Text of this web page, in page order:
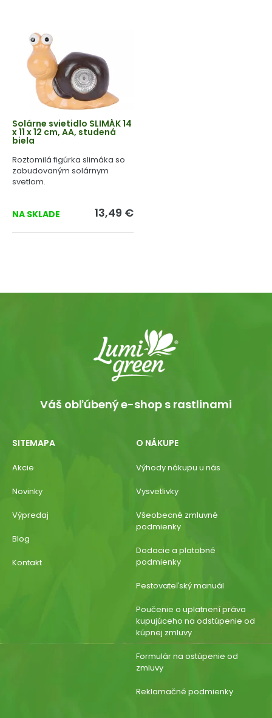
Solárne svietidlo SLIMÁK 14
x 11 x 12 cm, AA, studená
biela
Roztomilá figúrka slimáka so
zabudovaným solárnym
svetlom.
NA SKLADE 13,49 €
Váš obľúbený e-shop s rastlinami
SITEMAPA
Akcie
Novinky
Výpredaj
Blog
Kontakt
O NÁKUPE
Výhody nákupu u nás
Vysvetlivky
Všeobecné zmluvné
podmienky
Dodacie a platobné
podmienky
Pestovateľský manuál
Poučenie o uplatnení práva
kupujúceho na odstúpenie od
kúpnej zmluvy
Formulár na ostúpenie od
zmluvy
Reklamačné podmienky